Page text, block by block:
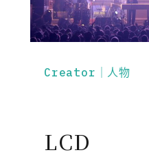
Creator｜人物
LCD